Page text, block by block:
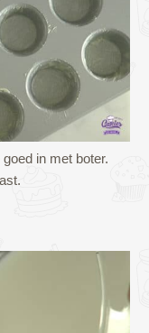
in met boter.